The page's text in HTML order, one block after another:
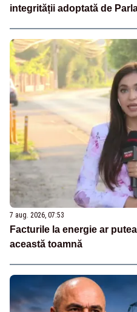
integrității adoptată de
7 aug. 2026, 07:53
Facturile la energie ar
această toamnă